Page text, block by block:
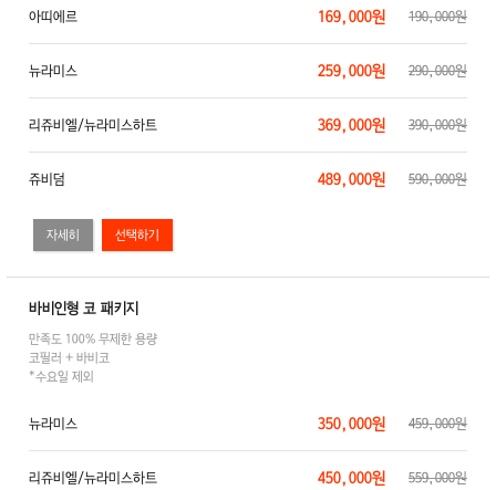
자세히
아띠에르 169,000원 190,000원
뉴라미스 259,000원 290,000원
리쥬비엘/뉴라미스하트 369,000원 390,000원
쥬비덤 489,000원 590,000원
바비인형 코 패키지
만족도 100% 무제한 용량
코필러 + 바비코
*수요일 제외
뉴라미스 350,000원 459,000원
리쥬비엘/뉴라미스하트 450,000원 559,000원